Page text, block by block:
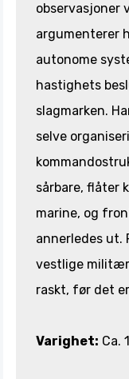
observasjoner
argumenterer
autonome
hastighets
slagmarken.
selve
sårbare, flåter
marine, og
annerledes ut.
vestlige
raskt, før det
Varighet: Ca.